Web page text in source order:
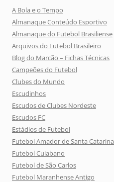
A Bola e o Tempo
Almanaque Conteúdo Esportivo
Almanaque do Futebol Brasiliense
Arquivos do Futebol Brasileiro
Blog do Marcão – Fichas Técnicas
Campeões do Futebol
Clubes do Mundo
Escudinhos
Escudos de Clubes Nordeste
Escudos FC
Estádios de Futebol
Futebol Amador de Santa Catarina
Futebol Cuiabano
Futebol de São Carlos
Futebol Maranhense Antigo